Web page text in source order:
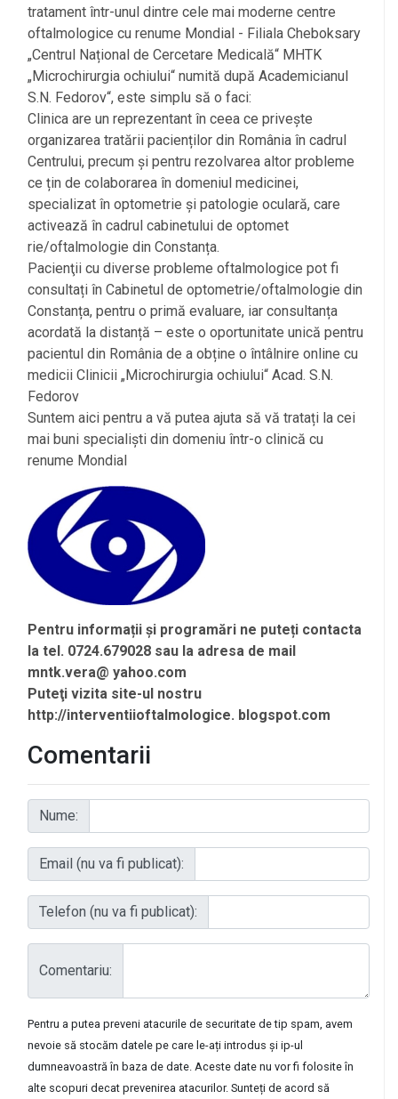
tratament într-unul dintre cele mai moderne centre
oftalmologice cu renume Mondial - Filiala Cheboksary
„Centrul Național de Cercetare Medicală“ MHTK
„Microchirurgia ochiului“ numită după Academicianul
S.N. Fedorov“, este simplu să o faci:
Clinica are un reprezentant în ceea ce privește
organizarea tratării pacienților din România în cadrul
Centrului, precum și pentru rezolvarea altor probleme
ce țin de colaborarea în domeniul medicinei,
specializat în optometrie și patologie oculară, care
activează în cadrul cabinetului de optomet
rie/oftalmologie din Constanța.
Pacienţii cu diverse probleme oftalmologice pot fi
consultați în Cabinetul de optometrie/oftalmologie din
Constanța, pentru o primă evaluare, iar consultanța
acordată la distanță – este o oportunitate unică pentru
pacientul din România de a obține o întâlnire online cu
medicii Clinicii „Microchirurgia ochiului“ Acad. S.N.
Fedorov
Suntem aici pentru a vă putea ajuta să vă tratați la cei
mai buni specialiști din domeniu într-o clinică cu
renume Mondial
Pentru informații și programări ne puteți contacta
la tel. 0724.679028 sau la adresa de mail
mntk.vera@ yahoo.com
Puteţi vizita site-ul nostru
http://interventiioftalmologice. blogspot.com
Comentarii
Nume:
Email (nu va fi publicat):
Telefon (nu va fi publicat):
Comentariu:
Pentru a putea preveni atacurile de securitate de tip spam, avem
nevoie să stocăm datele pe care le-ați introdus și ip-ul
dumneavoastră în baza de date. Aceste date nu vor fi folosite în
alte scopuri decat prevenirea atacurilor. Sunteți de acord să